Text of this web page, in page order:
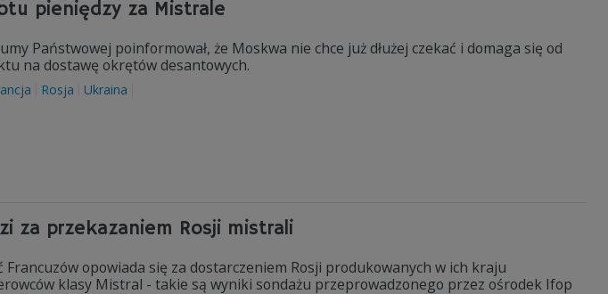
pieniędzy za Mistrale
Państwowej poinformował, że Moskwa nie chce już dłużej czekać i domaga się od
na dostawę okrętów desantowych.
Rosja Ukraina
za przekazaniem Rosji mistrali
Francuzów opowiada się za dostarczeniem Rosji produkowanych w ich kraju
klasy Mistral - takie są wyniki sondażu przeprowadzonego przez ośrodek Ifop